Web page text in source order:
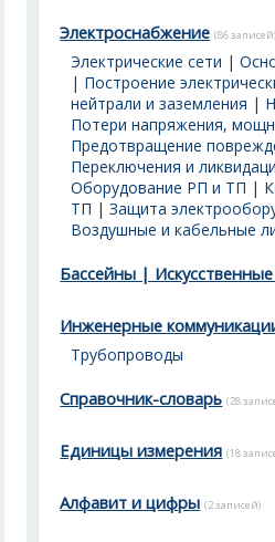
Электроснабжение (86 записей)
Электрические сети |
| Построение
нейтрали и заземления |
Потери напряжения,
Предотвращение
Переключения и
Оборудование РП и ТП |
ТП |Защита
Воздушные и кабельные
Бассейны |
Инженерные
Трубопроводы
Справочник-словарь (28
Единицы измерения (18
Алфавит и цифры (2 записей)